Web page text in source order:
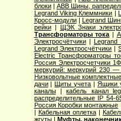
блоки| ABB Шины,
Legrand Viking Клеммники |
Кросс-модули| Legrand
рейки| ЩЭК Знаки
Трансформаторы тока |
Электросчётчики| Legrand
Legrand Электросчётчики |
Electric Трансформаторы
Россия Электросчетчики
меркурий: меркурий 230 —
Низковольтные
дачи|Щиты учета |Ящики
каналы|кабель канал
распределительные IP 54-
Россия Коробки монтажные
| Кабельная оплетка|
жгуты| Муфты,